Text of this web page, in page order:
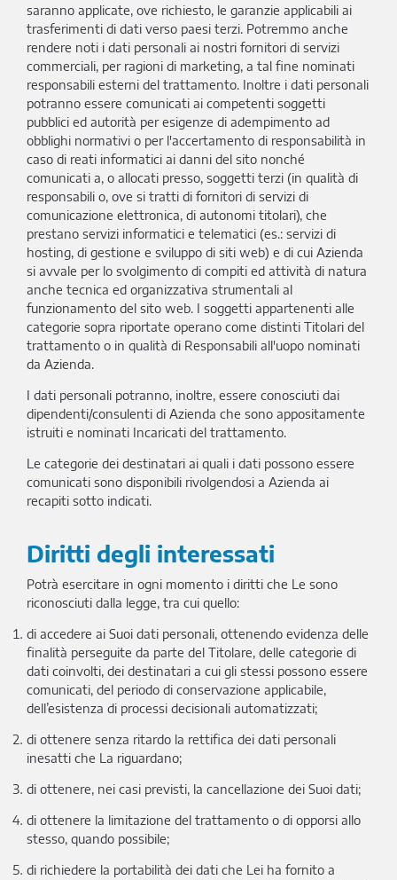
saranno applicate, ove richiesto, le garanzie applicabili ai
trasferimenti di dati verso paesi terzi. Potremmo anche
rendere noti i dati personali ai nostri fornitori di servizi
commerciali, per ragioni di marketing, a tal fine nominati
responsabili esterni del trattamento. Inoltre i dati personali
potranno essere comunicati ai competenti soggetti
pubblici ed autorità per esigenze di adempimento ad
obblighi normativi o per l'accertamento di responsabilità in
caso di reati informatici ai danni del sito nonché
comunicati a, o allocati presso, soggetti terzi (in qualità di
responsabili o, ove si tratti di fornitori di servizi di
comunicazione elettronica, di autonomi titolari), che
prestano servizi informatici e telematici (es.: servizi di
hosting, di gestione e sviluppo di siti web) e di cui Azienda
si avvale per lo svolgimento di compiti ed attività di natura
anche tecnica ed organizzativa strumentali al
funzionamento del sito web. I soggetti appartenenti alle
categorie sopra riportate operano come distinti Titolari del
trattamento o in qualità di Responsabili all'uopo nominati
da Azienda.
I dati personali potranno, inoltre, essere conosciuti dai
dipendenti/consulenti di Azienda che sono appositamente
istruiti e nominati Incaricati del trattamento.
Le categorie dei destinatari ai quali i dati possono essere
comunicati sono disponibili rivolgendosi a Azienda ai
recapiti sotto indicati.
Diritti degli interessati
Potrà esercitare in ogni momento i diritti che Le sono
riconosciuti dalla legge, tra cui quello:
di accedere ai Suoi dati personali, ottenendo evidenza delle
finalità perseguite da parte del Titolare, delle categorie di
dati coinvolti, dei destinatari a cui gli stessi possono essere
comunicati, del periodo di conservazione applicabile,
dell’esistenza di processi decisionali automatizzati;
di ottenere senza ritardo la rettifica dei dati personali
inesatti che La riguardano;
di ottenere, nei casi previsti, la cancellazione dei Suoi dati;
di ottenere la limitazione del trattamento o di opporsi allo
stesso, quando possibile;
di richiedere la portabilità dei dati che Lei ha fornito a